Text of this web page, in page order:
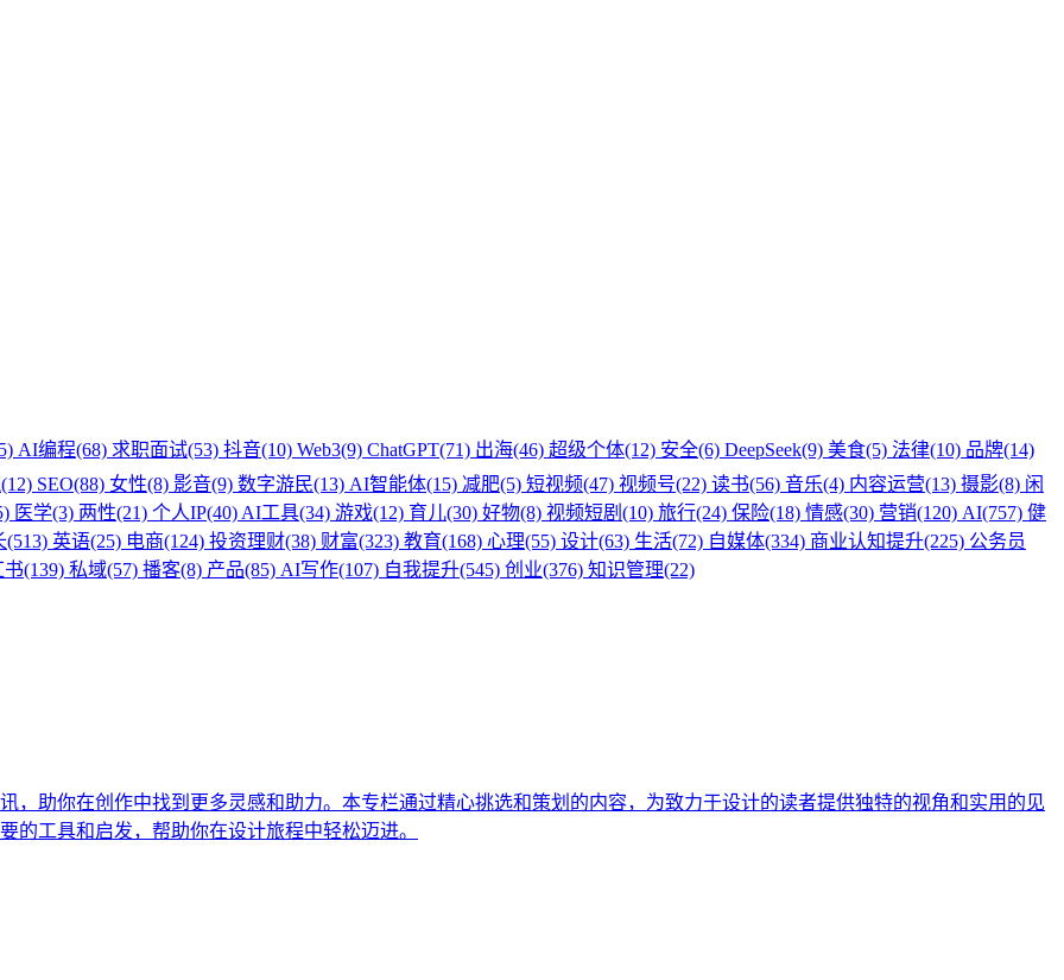
AI编程(68) 求职面试(53) 抖音(10) Web3(9) ChatGPT(71) 出海(46) 超级个体(12) 安全(6) DeepSeek(9) 美食(5) 法律(10) 品牌(14)
SEO(88) 女性(8) 影音(9) 数字游民(13) AI智能体(15) 减肥(5) 短视频(47) 视频号(22) 读书(56) 音乐(4) 内容运营(13) 摄影(8) 闲
医学(3) 两性(21) 个人IP(40) AI工具(34) 游戏(12) 育儿(30) 好物(8) 视频短剧(10) 旅行(24) 保险(18) 情感(30) 营销(120) AI(757) 健
(513) 英语(25) 电商(124) 投资理财(38) 财富(323) 教育(168) 心理(55) 设计(63) 生活(72) 自媒体(334) 商业认知提升(225) 公务员
(139) 私域(57) 播客(8) 产品(85) AI写作(107) 自我提升(545) 创业(376) 知识管理(22)
，助你在创作中找到更多灵感和助力。本专栏通过精心挑选和策划的内容，为致力于设计的读者提供独特的视角和实用的见
的工具和启发，帮助你在设计旅程中轻松迈进。